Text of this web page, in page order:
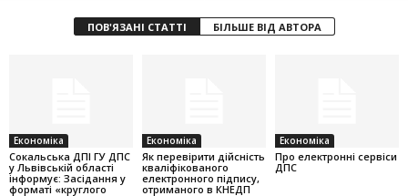
ПОВ'ЯЗАНІ СТАТТІ БІЛЬШЕ ВІД АВТОРА
Економіка
Cокальська ДПІ ГУ ДПС
у Львівській області
інформує: Засідання у
форматі «круглого
Економіка
Як перевірити дійсність
кваліфікованого
електронного підпису,
отриманого в КНЕДП
Економіка
Про електронні сервіси
ДПС